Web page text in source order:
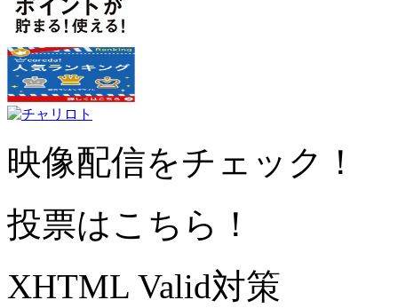
映像配信をチェック！
投票はこちら！
XHTML Valid対策